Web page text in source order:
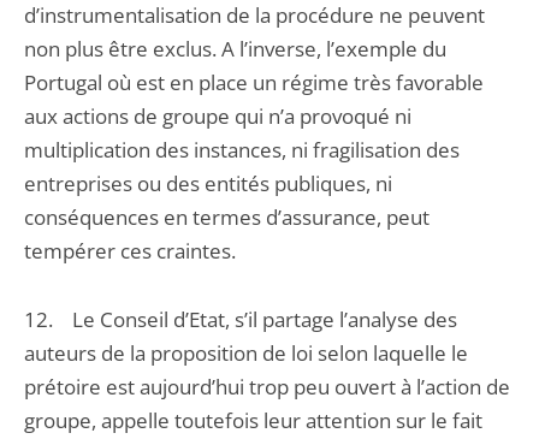
d’instrumentalisation de la procédure ne peuvent
non plus être exclus. A l’inverse, l’exemple du
Portugal où est en place un régime très favorable
aux actions de groupe qui n’a provoqué ni
multiplication des instances, ni fragilisation des
entreprises ou des entités publiques, ni
conséquences en termes d’assurance, peut
tempérer ces craintes.
12. Le Conseil d’Etat, s’il partage l’analyse des
auteurs de la proposition de loi selon laquelle le
prétoire est aujourd’hui trop peu ouvert à l’action de
groupe, appelle toutefois leur attention sur le fait